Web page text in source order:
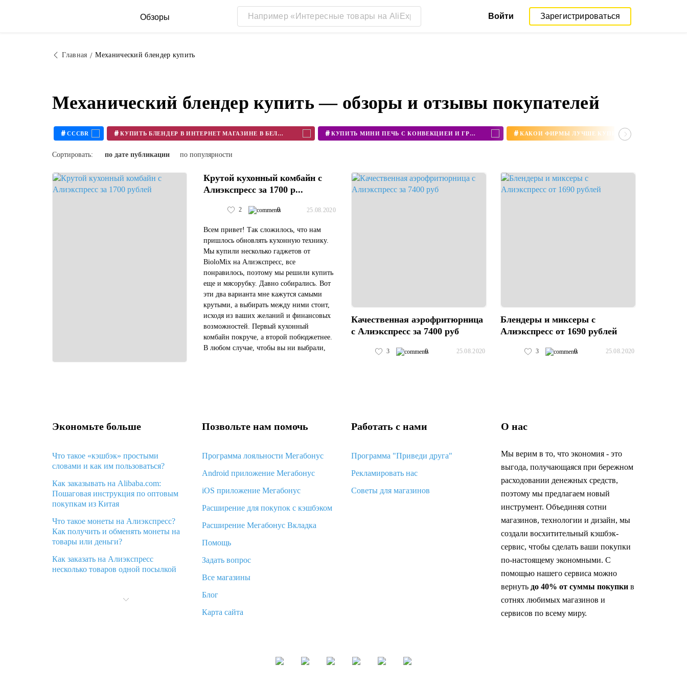
Обзоры Войти Зарегистрироваться
Главная Механический блендер купить
Механический блендер купить — обзоры и отзывы покупателей
# CCCBR # КУПИТЬ БЛЕНДЕР В ИНТЕРНЕТ МАГАЗИНЕ В БЕЛАРУСИ # КУПИТЬ МИНИ ПЕЧЬ С КОНВЕКЦИЕЙ И ГРИЛЕМ #
Сортировать: по дате публикации по популярности
Крутой кухонный комбайн с
Алиэкспресс за 1700 р...
2 0 25.08.2020
Всем привет! Так сложилось, что нам
пришлось обновлять кухонную технику.
Мы купили несколько гаджетов от
BioloMix на Алиэкспресс, все
понравилось, поэтому мы решили купить
еще и мясорубку. Давно собирались. Вот
эти два варианта мне кажутся самыми
крутыми, а выбирать между ними стоит,
исходя из ваших желаний и финансовых
возможностей. Первый кухонный
комбайн покруче, а второй побюджетнее.
В любом случае, чтобы вы ни выбрали,
Качественная аэрофритюрница
с Алиэкспресс за 7400 руб
3 0 25.08.2020
Блендеры и миксеры с
Алиэкспресс от 1690 рублей
3 0 25.08.2020
Экономьте больше
Что такое «кэшбэк» простыми
словами и как им пользоваться?
Как заказывать на Alibaba.com:
Пошаговая инструкция по оптовым
покупкам из Китая
Что такое монеты на Алиэкспресс?
Как получить и обменять монеты на
товары или деньги?
Как заказать на Алиэкспресс
несколько товаров одной посылкой
Алиэкспресс и что делать?
Позвольте нам помочь
Программа лояльности Мегабонус
Android приложение Мегабонус
iOS приложение Мегабонус
Расширение для покупок с кэшбэком
Расширение Мегабонус Вкладка
Помощь
Задать вопрос
Все магазины
Блог
Карта сайта
Работать с нами
Программа "Приведи друга"
Рекламировать нас
Советы для магазинов
О нас
Мы верим в то, что экономия - это
выгода, получающаяся при бережном
расходовании денежных средств,
поэтому мы предлагаем новый
инструмент. Объединяя сотни
магазинов, технологии и дизайн, мы
создали восхитительный кэшбэк-
сервис, чтобы сделать ваши покупки
по-настоящему экономными. С
помощью нашего сервиса можно
вернуть до 40% от суммы покупкив
сотнях любимых магазинов и
сервисов по всему миру.